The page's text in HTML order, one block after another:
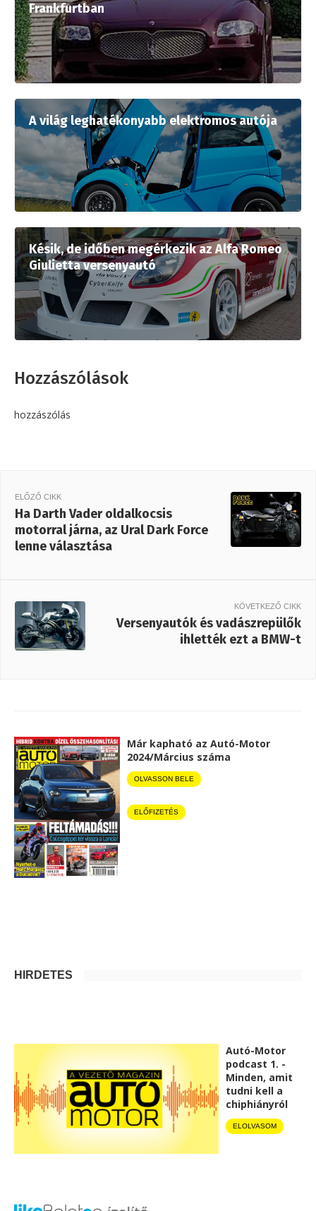
Frankfurtban
A világ leghatékonyabb elektromos autója
Késik, de időben megérkezik az Alfa Romeo
Giulietta versenyautó
Hozzászólások
hozzászólás
ELŐZŐ CIKK
Ha Darth Vader oldalkocsis
motorral járna, az Ural Dark Force
lenne választása
KÖVETKEZŐ CIKK
Versenyautók és vadászrepülők
ihlették ezt a BMW-t
Már kapható az Autó-Motor
2024/Március száma
OLVASSON BELE
ELŐFIZETÉS
HIRDETÉS
Autó-Motor
podcast 1. -
Minden, amit
tudni kell a
chiphiányról
ELOLVASOM